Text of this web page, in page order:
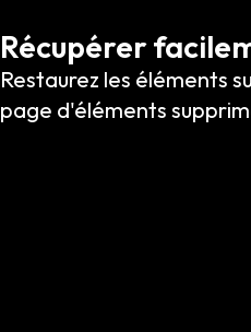
Récupérer
Restaurez les éléments
page d'éléments